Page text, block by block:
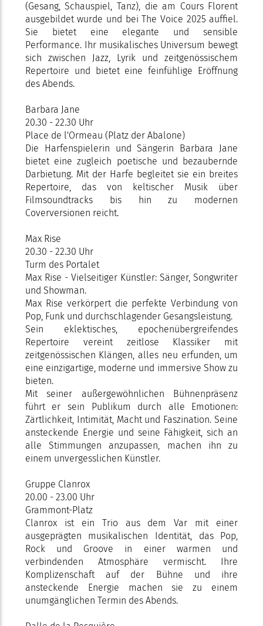
(Gesang, Schauspiel, Tanz), die am Cours Florent
ausgebildet wurde und bei The Voice 2025 auffiel.
Sie bietet eine elegante und sensible
Performance. Ihr musikalisches Universum bewegt
sich zwischen Jazz, Lyrik und zeitgenössischem
Repertoire und bietet eine feinfühlige Eröffnung
des Abends.
Barbara Jane
20.30 - 22.30 Uhr
Place de l'Ormeau (Platz der Abalone)
Die Harfenspielerin und Sängerin Barbara Jane
bietet eine zugleich poetische und bezaubernde
Darbietung. Mit der Harfe begleitet sie ein breites
Repertoire, das von keltischer Musik über
Filmsoundtracks bis hin zu modernen
Coverversionen reicht.
Max Rise
20.30 - 22.30 Uhr
Turm des Portalet
Max Rise - Vielseitiger Künstler: Sänger, Songwriter
und Showman.
Max Rise verkörpert die perfekte Verbindung von
Pop, Funk und durchschlagender Gesangsleistung.
Sein eklektisches, epochenübergreifendes
Repertoire vereint zeitlose Klassiker mit
zeitgenössischen Klängen, alles neu erfunden, um
eine einzigartige, moderne und immersive Show zu
bieten.
Mit seiner außergewöhnlichen Bühnenpräsenz
führt er sein Publikum durch alle Emotionen:
Zärtlichkeit, Intimität, Macht und Faszination. Seine
ansteckende Energie und seine Fähigkeit, sich an
alle Stimmungen anzupassen, machen ihn zu
einem unvergesslichen Künstler.
Gruppe Clanrox
20.00 - 23.00 Uhr
Grammont-Platz
Clanrox ist ein Trio aus dem Var mit einer
ausgeprägten musikalischen Identität, das Pop,
Rock und Groove in einer warmen und
verbindenden Atmosphäre vermischt. Ihre
Komplizenschaft auf der Bühne und ihre
ansteckende Energie machen sie zu einem
unumgänglichen Termin des Abends.